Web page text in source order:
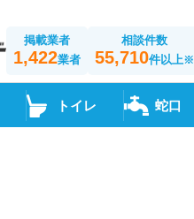
掲載業者
1,422業者
相談件数
55,710件以上※
トイレ 蛇口